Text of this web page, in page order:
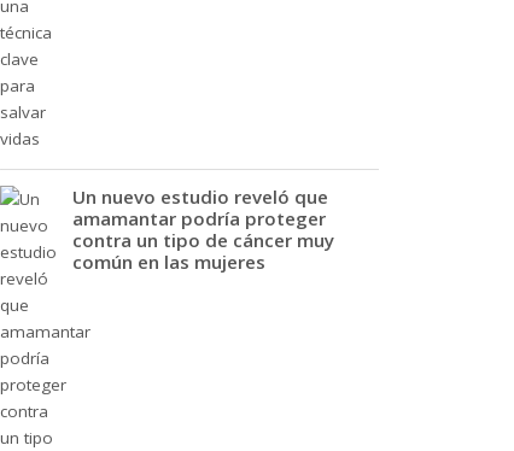
Un nuevo estudio reveló que
amamantar podría proteger
contra un tipo de cáncer muy
común en las mujeres